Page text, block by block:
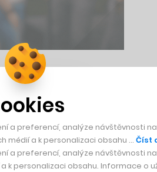
to není. Queens se během své
neskrývají, že jim v
na prodej limitovaných
expanzi do zahraničí
překonají miliardu.
a preferencí, analýze návštěvnosti
médií a k personalizaci obsahu … Číst
a preferencí, analýze návštěvnosti
k personalizaci obsahu. Informace o